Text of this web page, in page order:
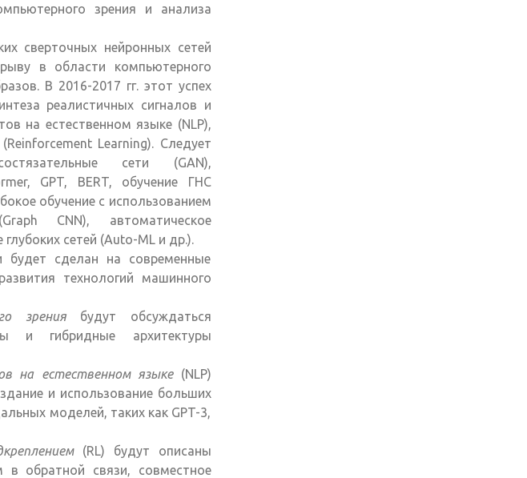
зрения и анализа
сверточных нейронных сетей
в области компьютерного
В 2016-2017 гг. этот успех
реалистичных сигналов и
на естественном языке (NLP),
Learning). Следует
сети (GAN),
GPT, BERT, обучение ГНС
обучение с использованием
CNN), автоматическое
сетей (Auto-ML и др.).
сделан на современные
технологий машинного
зрениябудут обсуждаться
и гибридные архитектуры
на естественном языке(NLP)
и использование больших
моделей, таких как GPT-3,
(RL) будут описаны
в обратной связи, совместное